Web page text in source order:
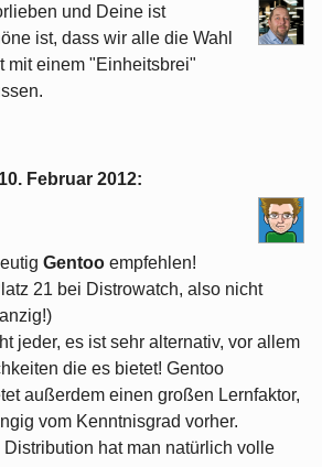
und Deine ist
ist, dass wir alle die Wahl
mit einem "Einheitsbrei"
Februar 2012:
Gentoo empfehlen!
21 bei Distrowatch, also nicht
jeder, es ist sehr alternativ, vor allem
die es bietet! Gentoo
außerdem einen großen Lernfaktor,
vom Kenntnisgrad vorher.
hat man natürlich volle